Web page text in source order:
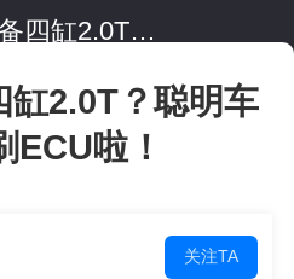
捷豹XJL配备四缸2.0T？聪明车主先行一步去刷ECU啦！
2.0T？聪明车
ECU啦！
关注TA